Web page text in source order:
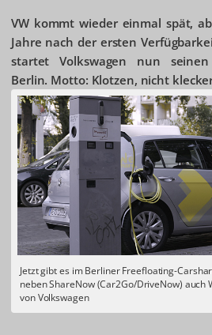
VW kommt wieder einmal spät,
Jahre nach der ersten
startet Volkswagen nun seinen
Berlin. Motto: Klotzen, nicht
Jetzt gibt es im Berliner Freefloating-
neben ShareNow (Car2Go/DriveNow) auch
von Volkswagen